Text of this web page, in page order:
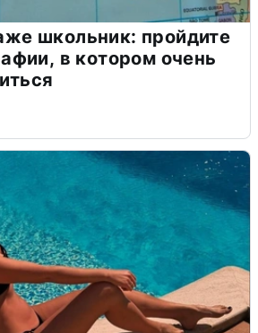
школьник: пройдите
в котором очень